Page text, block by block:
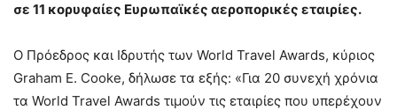
σε 11 κορυφαίες Ευρωπαϊκές αεροπορικές εταιρίες.
Ο Πρόεδρος και Ιδρυτής των World Travel Awards, κύριος
Graham E. Cooke, δήλωσε τα εξής: «Για 20 συνεχή χρόνια
τα World Travel Awards τιμούν τις εταιρίες που υπερέχουν